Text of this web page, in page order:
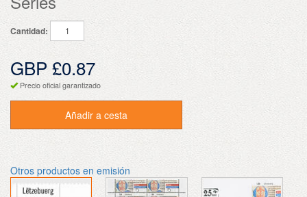
Cantidad:
GBP £0.87
Precio oficial garantizado
Añadir a cesta
Otros productos en emisión